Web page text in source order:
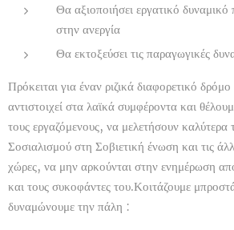
Θα αξιοποιήσει εργατικό δυναμικό
στην ανεργία
Θα εκτοξεύσει τις παραγωγικές
Πρόκειται για έναν ριζικά διαφορετικό
αντιστοιχεί στα λαϊκά συμφέροντα και
τους εργαζόμενους, να μελετήσουν καλύτερα
Σοσιαλισμού στη Σοβιετική ένωση και τις
χώρες, να μην αρκούνται στην ενημέρωση
και τους συκοφάντες του.Κοιτάζουμε
δυναμώνουμε την πάλη :